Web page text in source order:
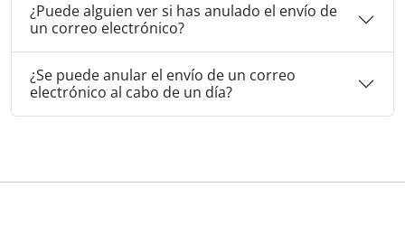
¿Puede alguien ver si has anulado el envío de
un correo electrónico?
¿Se puede anular el envío de un correo
electrónico al cabo de un día?